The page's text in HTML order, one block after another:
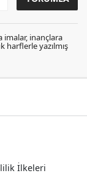
imalar, inançlara
harflerle yazılmış
İlkeleri